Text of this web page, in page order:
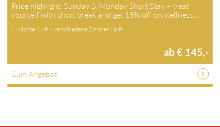
Price highlight: Sunday & Monday Short Stay – treat
yourself with short break and get 15% off on wellness…
ab € 145,-
Zum Angebot